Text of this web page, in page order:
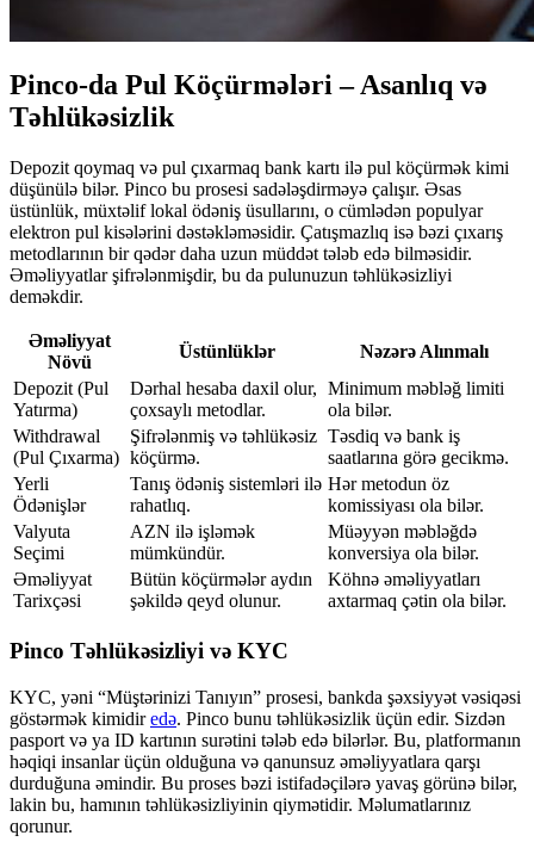
Pinco-da Pul Köçürmələri – Asanlıq və
Təhlükəsizlik
Depozit qoymaq və pul çıxarmaq bank kartı ilə pul köçürmək kimi
düşünülə bilər. Pinco bu prosesi sadələşdirməyə çalışır. Əsas
üstünlük, müxtəlif lokal ödəniş üsullarını, o cümlədən populyar
elektron pul kisələrini dəstəkləməsidir. Çatışmazlıq isə bəzi çıxarış
metodlarının bir qədər daha uzun müddət tələb edə bilməsidir.
Əməliyyatlar şifrələnmişdir, bu da pulunuzun təhlükəsizliyi
deməkdir.
Əməliyyat
Növü
Üstünlüklər
Nəzərə Alınmalı
Depozit (Pul
Yatırma)
Dərhal hesaba daxil olur,
çoxsaylı metodlar.
Minimum məbləğ limiti
ola bilər.
Withdrawal
(Pul Çıxarma)
Şifrələnmiş və təhlükəsiz
köçürmə.
Təsdiq və bank iş
saatlarına görə gecikmə.
Yerli
Ödənişlər
Tanış ödəniş sistemləri ilə
rahatlıq.
Hər metodun öz
komissiyası ola bilər.
Valyuta
Seçimi
AZN ilə işləmək
mümkündür.
Müəyyən məbləğdə
konversiya ola bilər.
Əməliyyat
Tarixçəsi
Bütün köçürmələr aydın
şəkildə qeyd olunur.
Köhnə əməliyyatları
axtarmaq çətin ola bilər.
Pinco Təhlükəsizliyi və KYC
KYC, yəni “Müştərinizi Tanıyın” prosesi, bankda şəxsiyyət vəsiqəsi
göstərmək kimidiredə. Pinco bunu təhlükəsizlik üçün edir. Sizdən
pasport və ya ID kartının surətini tələb edə bilərlər. Bu, platformanın
həqiqi insanlar üçün olduğuna və qanunsuz əməliyyatlara qarşı
durduğuna əmindir. Bu proses bəzi istifadəçilərə yavaş görünə bilər,
lakin bu, hamının təhlükəsizliyinin qiymətidir. Məlumatlarınız
qorunur.